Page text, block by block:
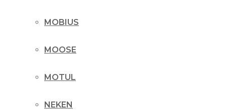
MOBIUS
MOOSE
MOTUL
NEKEN